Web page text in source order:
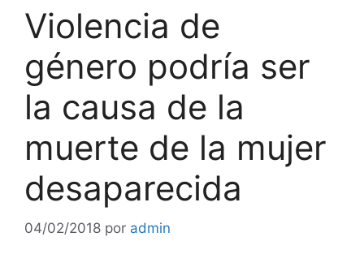
Violencia de
género podría ser
la causa de la
muerte de la mujer
desaparecida
04/02/2018 por admin